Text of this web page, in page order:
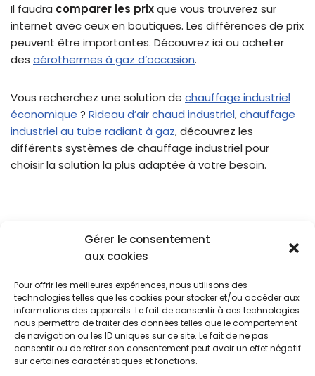
Gérer le consentement
aux cookies
Pour offrir les meilleures expériences, nous utilisons des
technologies telles que les cookies pour stocker et/ou accéder aux
informations des appareils. Le fait de consentir à ces technologies
nous permettra de traiter des données telles que le comportement
de navigation ou les ID uniques sur ce site. Le fait de ne pas
consentir ou de retirer son consentement peut avoir un effet négatif
sur certaines caractéristiques et fonctions.
Il faudra comparer les prixque vous trouverez sur
internet avec ceux en boutiques. Les différences de prix
peuvent être importantes. Découvrez ici ou acheter
des aérothermes à gaz d’occasion.
Vous recherchez une solution de chauffage industriel
économique ? Rideau d’air chaud industriel,chauffage
industriel au tube radiant à gaz, découvrez les
différents systèmes de chauffage industriel pour
choisir la solution la plus adaptée à votre besoin.
Blog Cookies
CGU
Politique De Confidentialité
Ce site est en partenariat avec différents sites de
vente de produits : Amazon.fr, Fnac.com, Castorama,
Leroy Merlin, Mano Mano, Darty, certains des articles